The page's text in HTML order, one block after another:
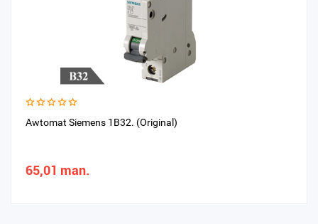
Awtomat Siemens 1B32. (Original)
65,01 man.